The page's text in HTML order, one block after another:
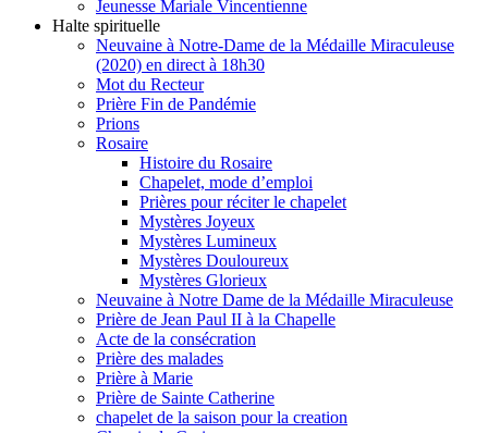
Jeunesse Mariale Vincentienne
Halte spirituelle
Neuvaine à Notre-Dame de la Médaille Miraculeuse
(2020) en direct à 18h30
Mot du Recteur
Prière Fin de Pandémie
Prions
Rosaire
Histoire du Rosaire
Chapelet, mode d’emploi
Prières pour réciter le chapelet
Mystères Joyeux
Mystères Lumineux
Mystères Douloureux
Mystères Glorieux
Neuvaine à Notre Dame de la Médaille Miraculeuse
Prière de Jean Paul II à la Chapelle
Acte de la consécration
Prière des malades
Prière à Marie
Prière de Sainte Catherine
chapelet de la saison pour la creation